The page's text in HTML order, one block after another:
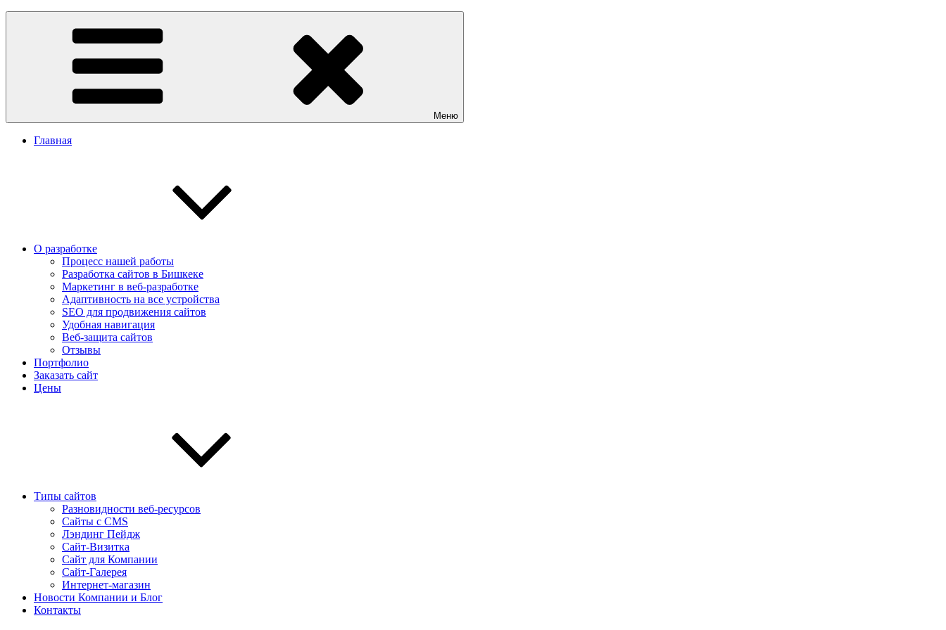
Перейти
Заказать сайт в Бишкеке
Разработка сайтов в Бишкеке. Сайт Бишкек, сайт Кыргызстан. Sait.kg. Доступные цены на качественные сайты в Бишкеке
Меню
Главная
О разработке
Процесс нашей работы
Разработка сайтов в Бишкеке
Маркетинг в веб-разработке
Адаптивность на все устройства
SEO для продвижения сайтов
Удобная навигация
Веб-защита сайтов
Отзывы
Портфолио
Заказать сайт
Цены
Типы сайтов
Разновидности веб-ресурсов
Сайты с CMS
Лэндинг Пейдж
Сайт-Визитка
Сайт для Компании
Сайт-Галерея
Интернет-магазин
Новости Компании и Блог
Контакты